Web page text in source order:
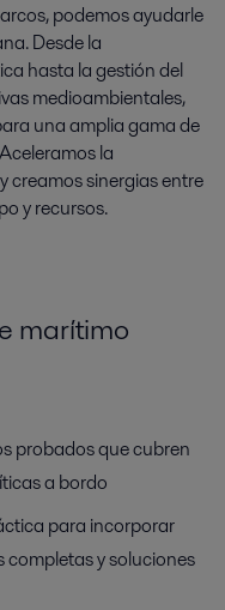
podemos ayudarle
Desde la
hasta la gestión del
medioambientales,
una amplia gama de
la
creamos sinergias entre
y recursos.
marítimo
probados que cubren
a bordo
para incorporar
y soluciones